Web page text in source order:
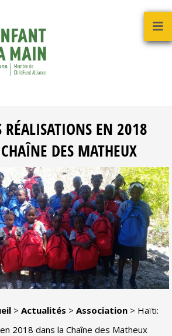
EN 2018
DES MATHEUX
> Actualités > Association > Haïti:
2018 dans la Chaîne des Matheux